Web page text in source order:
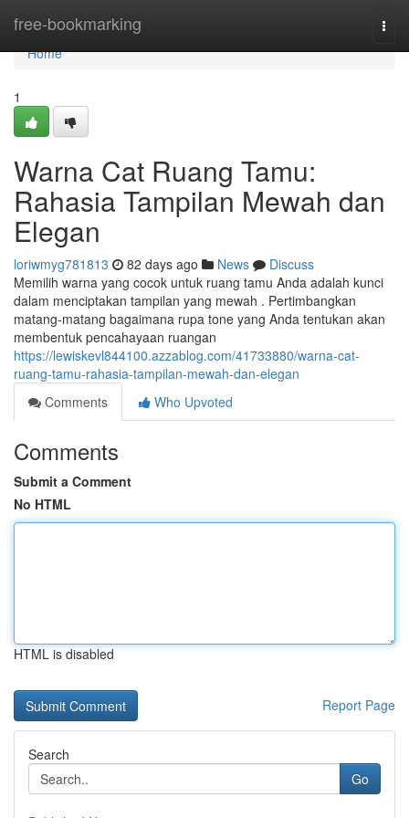
free-bookmarking
Home
Home
1
Warna Cat Ruang Tamu:
Rahasia Tampilan Mewah dan
Elegan
loriwmyg781813 82 days ago News
Discuss
Memilih warna yang cocok untuk ruang tamu Anda adalah kunci
dalam menciptakan tampilan yang mewah . Pertimbangkan
matang-matang bagaimana rupa tone yang Anda tentukan akan
membentuk pencahayaan ruangan
https://lewiskevl844100.azzablog.com/41733880/warna-cat-
ruang-tamu-rahasia-tampilan-mewah-dan-elegan
Comments
Who Upvoted
Comments
Submit a Comment
No HTML
HTML is disabled
Report Page
Search
Go